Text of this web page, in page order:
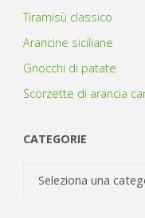
Tiramisù classico
Arancine siciliane
Gnocchi di patate
Scorzette di arancia
CATEGORIE